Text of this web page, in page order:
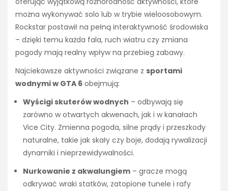
można wykonywać solo lub w trybie wieloosobowym.
Rockstar postawił na pełną interaktywność środowiska
– dzięki temu każda fala, ruch wiatru czy zmiana
pogody mają realny wpływ na przebieg zabawy.
Najciekawsze aktywności związane z sportami
wodnymi w GTA 6 obejmują:
Wyścigi skuterów wodnych – odbywają się
zarówno w otwartych akwenach, jak i w kanałach
Vice City. Zmienna pogoda, silne prądy i przeszkody
naturalne, takie jak skały czy boje, dodają rywalizacji
dynamiki i nieprzewidywalności.
Nurkowanie z akwalungiem – gracze mogą
odkrywać wraki statków, zatopione tunele i rafy